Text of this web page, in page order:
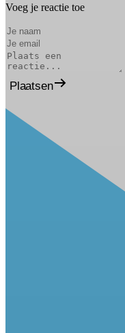
Voeg je reactie toe
Plaatsen